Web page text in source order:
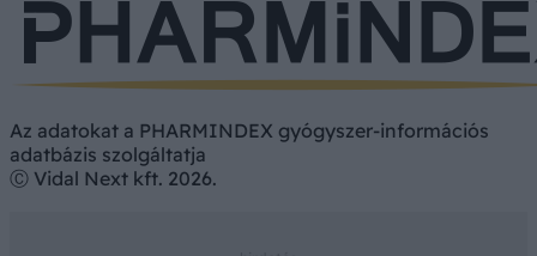
Az adatokat a PHARMINDEX gyógyszer-információs
adatbázis szolgáltatja
Ⓒ Vidal Next kft. 2026.